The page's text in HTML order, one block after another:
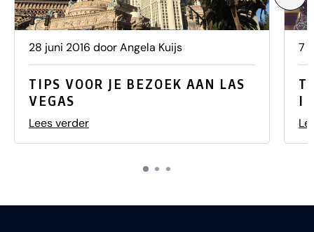
28 juni 2016 door Angela Kuijs
TIPS VOOR JE BEZOEK AAN LAS
VEGAS
Lees verder
7
I